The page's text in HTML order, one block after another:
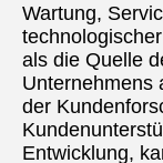
Wartung,
als die Quelle
Unternehmens
der
Entwicklung,